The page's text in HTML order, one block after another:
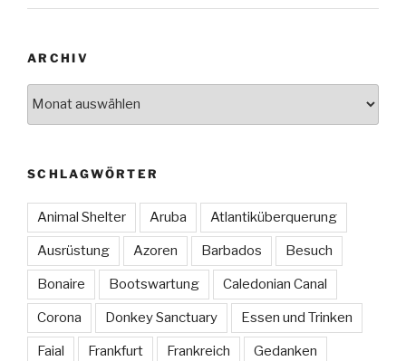
ARCHIV
SCHLAGWÖRTER
Animal Shelter Aruba Atlantiküberquerung
Ausrüstung Azoren Barbados Besuch
Bonaire Bootswartung Caledonian Canal
Corona Donkey Sanctuary Essen und Trinken
Faial Frankfurt Frankreich Gedanken